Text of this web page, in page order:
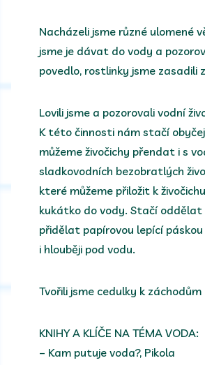
Nacházeli jsme různé ulomené
jsme je dávat do vody a
povedlo, rostlinky jsme zasadili
Lovili jsme a pozorovali vodní
K této činnosti nám stačí
můžeme živočichy přendat i s
sladkovodních bezobratlých
které můžeme přiložit k
kukátko do vody. Stačí
přidělat papírovou lepící
i hlouběji pod vodu.
Tvořili jsme cedulky k
KNIHY A KLÍČE NA TÉMA VODA:
– Kam putuje voda?, Pikola